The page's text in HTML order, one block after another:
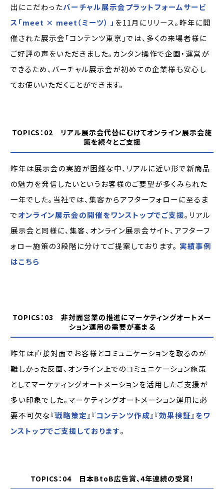
出にこだわったバーチャル展示会プラットフォームサービ
ス「meet × meet（ミーツ） 」 を11月にリリース。昨年に開
催された展示会「コンテンツ東京」では、多くの来場者様に
ご好評の声をいただきました。カンタン操作で企画・運営が
できるため、バーチャル展⽰会が初めての企業様も安⼼し
てお使いいただくことができます。
TOPICS：02 リアル展示会代替にむけてオンライン展示会施
策を続々とご支援
昨年は展示会の実施が困難な中、リアルに近い形で新商品
の魅力を発信したいというお客様のご要望が多くみられた
一年でした。当社では、集客からアフターフォローに至るま
でオンライン展示会の開催をワンストップでご支援。リアル
展示会と同様に、集客、オンライン展示会サイト、アフターフ
ォロー施策の3段階に分けてご提案しております。 実績事例
はこちら
TOPICS：03 非対面営業の推進にマーケティングオートメー
ション運用の需要が高まる
昨年は直接対面でお客様とコミュニケーションを取るのが
難しかった反面、オンライン上でのコミュニケーション施策
としてマーケティングオートメーションを活用したご支援が
多い印象でした。マーケティングオートメーション運用に必
要不可欠な 『戦略策定』『コンテンツ作成』『効果検証』をワ
ンストップでご支援しております。
TOPICS：04 日本BtoB広告賞、4年連続の受賞！